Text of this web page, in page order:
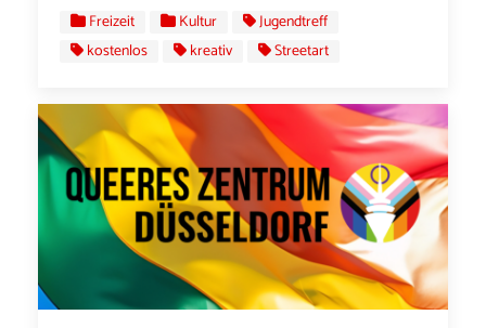
Freizeit Kultur
Jugendtreff
kostenlos
kreativ Streetart